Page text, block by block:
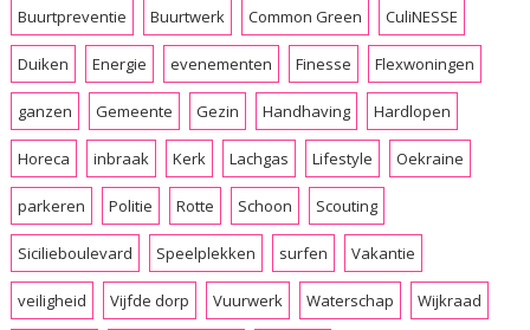
Buurtpreventie Buurtwerk Common Green CuliNESSE
Duiken Energie evenementen Finesse Flexwoningen
ganzen Gemeente Gezin Handhaving Hardlopen
Horeca inbraak Kerk Lachgas Lifestyle Oekraine
parkeren Politie Rotte Schoon Scouting
Sicilieboulevard Speelplekken surfen Vakantie
veiligheid Vijfde dorp Vuurwerk Waterschap Wijkraad